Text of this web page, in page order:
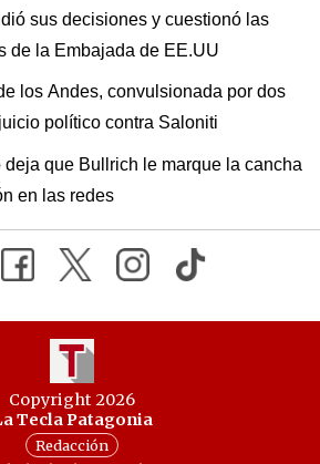
sus decisiones y cuestionó las
de la Embajada de EE.UU
los Andes, convulsionada por dos
político contra Saloniti
deja que Bullrich le marque la cancha
en las redes
Copyright 2026
Tecla Patagonia
Redacción